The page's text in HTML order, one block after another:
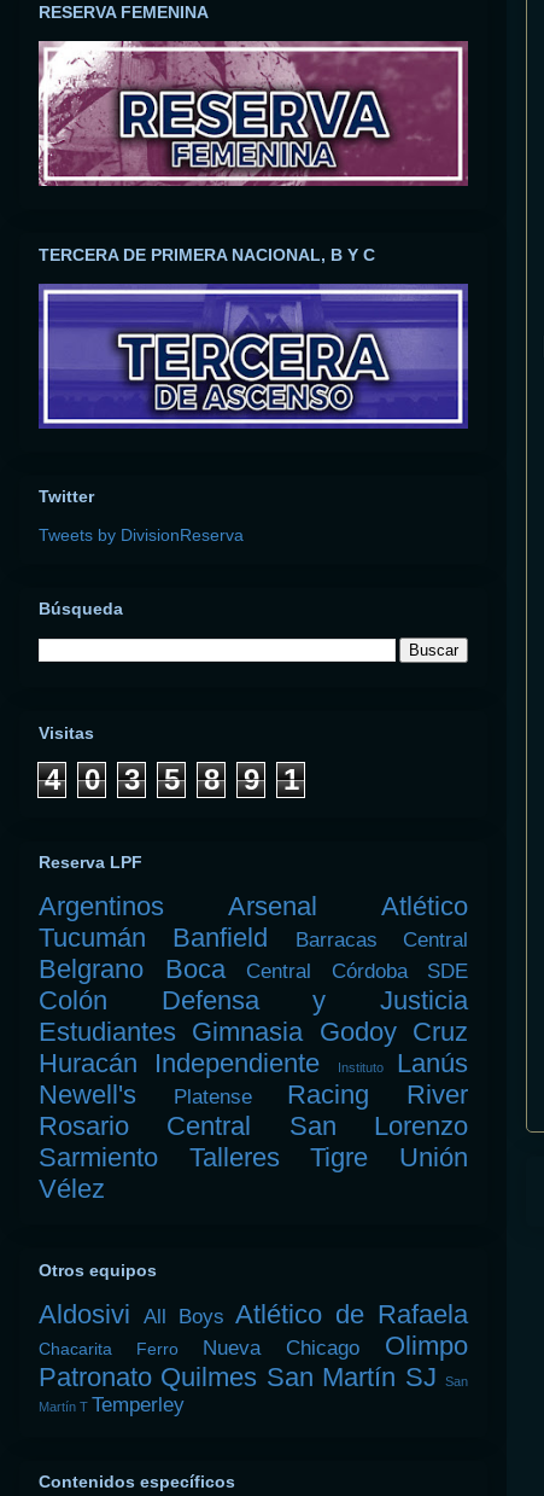
RESERVA FEMENINA
TERCERA DE PRIMERA NACIONAL, B Y C
Twitter
Tweets by DivisionReserva
Búsqueda
Visitas
4 0 3 5 8 9 1
Reserva LPF
Argentinos Arsenal
Atlético
Tucumán
Banfield Barracas Central
Belgrano Boca Central Córdoba SDE
Colón
Defensa y Justicia
Estudiantes Gimnasia Godoy Cruz
Huracán
Independiente Instituto
Lanús
Newell's
Platense Racing
River
Rosario Central
San Lorenzo
Sarmiento
Talleres Tigre
Unión
Vélez
Otros equipos
Aldosivi All Boys Atlético de Rafaela
Chacarita Ferro Nueva Chicago
Olimpo
Patronato Quilmes San Martín SJ
San
Martín T Temperley
Contenidos específicos